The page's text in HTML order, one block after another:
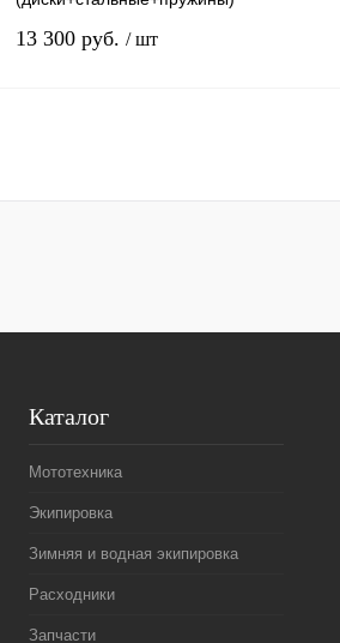
13 300 руб. / шт
Купить в 1 клик К сравнению
Каталог
Мототехника
Экипировка
Зимняя и водная экипировка
Расходники
Запчасти